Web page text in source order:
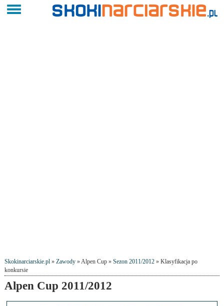
Skokinarciarskie.pl» Zawody» Alpen Cup » Sezon 2011/2012» Klasyfikacja po
konkursie
Alpen Cup 2011/2012